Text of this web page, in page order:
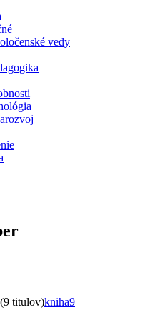
vedy
titulov)kniha9